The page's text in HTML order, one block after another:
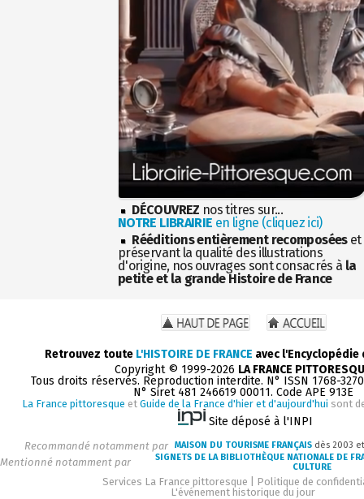
DÉCOUVREZ nos titres sur...
NOTRE LIBRAIRIE en ligne (cliquez ici)
Rééditions entièrement recomposéeset
préservant la qualité des illustrations
d'origine, nos ouvrages sont consacrés à la
petite et la grande Histoire de France
Retrouvez toute L'HISTOIRE DE FRANCE avec
Copyright © 1999-2026 LA FRANCE
Tous droits réservés. Reproduction interdite. N° ISSN 1768-
N° Siret 481 246619 00011. Code APE 913E
La France pittoresque et Guide de la France d'hier et d'aujourd'hui sont
Site déposé à l'INPI
Recommandé notamment par MAISON DU TOURISME FRANÇAIS dès 2003
Mentionné notamment par
SIGNETS DE LA BIBLIOTHÈQUE NATIONALE DE
CULTURE
Services La France pittoresque
Politique de
L'événement historique du jour